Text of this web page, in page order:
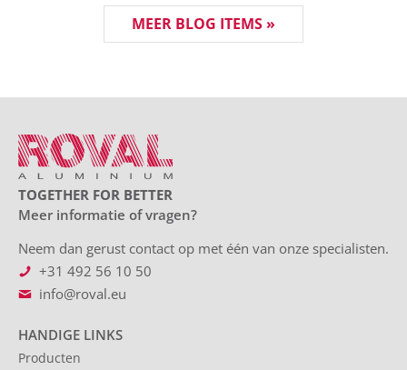
MEER BLOG ITEMS »
TOGETHER FOR BETTER
Meer informatie of vragen?
Neem dan gerust contact op met één van onze specialisten.
+31 492 56 10 50
info@roval.eu
HANDIGE LINKS
Producten